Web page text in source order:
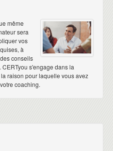
même
sera
vos
à
conseils
s'engage dans la
raison pour laquelle vous avez
coaching.